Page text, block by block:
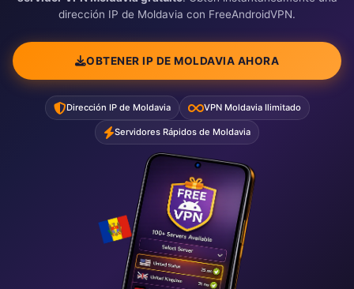
dirección IP de Moldavia con FreeAndroidVPN.
OBTENER IP DE MOLDAVIA AHORA
Dirección IP de Moldavia VPN Moldavia Ilimitado
Servidores Rápidos de Moldavia